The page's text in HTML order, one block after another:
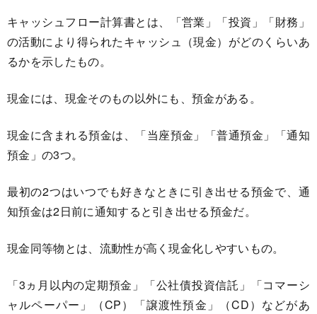
キャッシュフロー計算書とは、「営業」「投資」「財務」
の活動により得られたキャッシュ（現金）がどのくらいあ
るかを示したもの。
現金には、現金そのもの以外にも、預金がある。
現金に含まれる預金は、「当座預金」「普通預金」「通知
預金」の3つ。
最初の2つはいつでも好きなときに引き出せる預金で、通
知預金は2日前に通知すると引き出せる預金だ。
現金同等物とは、流動性が高く現金化しやすいもの。
「3ヵ月以内の定期預金」「公社債投資信託」「コマーシ
ャルペーパー」（CP）「譲渡性預金」（CD）などがあ